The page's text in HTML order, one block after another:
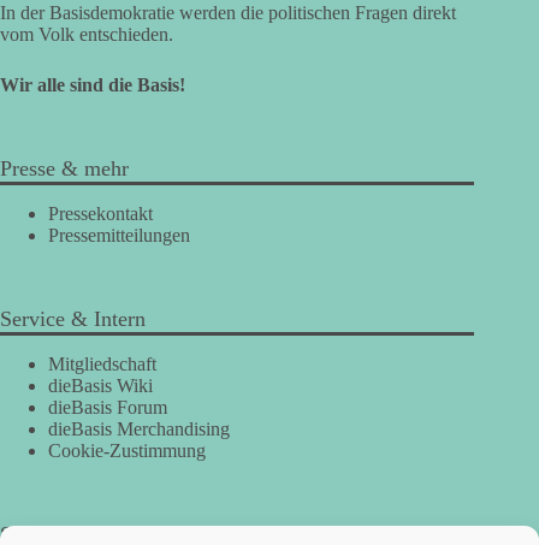
In der Basisdemokratie werden die politischen Fragen direkt
vom Volk entschieden.
Wir alle sind die Basis!
Presse & mehr
Pressekontakt
Pressemitteilungen
Service & Intern
Mitgliedschaft
dieBasis Wiki
dieBasis Forum
dieBasis Merchandising
Cookie-Zustimmung
Spenden